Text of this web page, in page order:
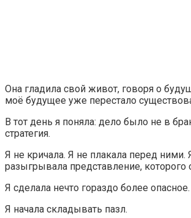
Она гладила свой живот, говоря о
моё будущее уже перестало
В тот день я поняла: дело было не в
стратегия.
Я не кричала. Я не плакала перед ними.
разыгрывала представление, которого
Я сделала нечто гораздо более опасное.
Я начала складывать пазл.